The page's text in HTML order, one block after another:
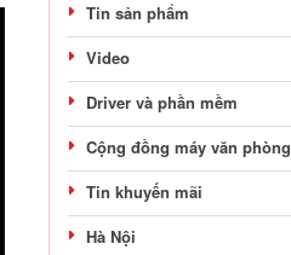
Tin sản phẩm
Video
Driver và phần mềm
Cộng đồng máy văn phòng
Tin khuyến mãi
Hà Nội